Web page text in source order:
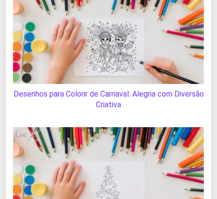
Desenhos para Colorir de Carnaval: Alegria com Diversão
Criativa